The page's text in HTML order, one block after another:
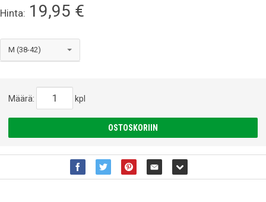
Hinta: 19,95 €
Määrä: kpl
OSTOSKORIIN